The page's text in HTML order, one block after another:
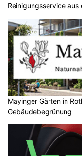
Reinigungsservice aus
Mayinger Gärten in
Gebäudebegrünung